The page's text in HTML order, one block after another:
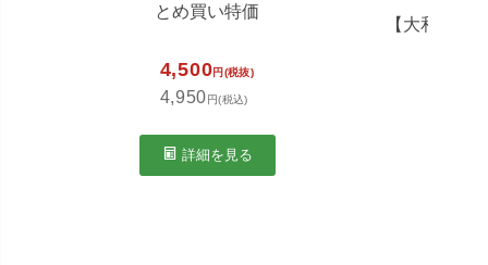
とめ買い特価
4,500円(税抜)
4,950円(税込)
詳細を見る
【大和漢】